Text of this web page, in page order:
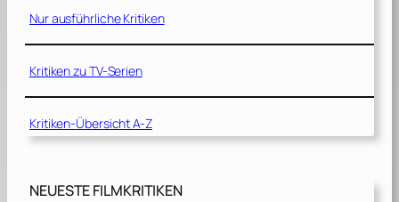
Nur ausführliche Kritiken
Kritiken zu TV-Serien
Kritiken-Übersicht A-Z
NEUESTE FILMKRITIKEN